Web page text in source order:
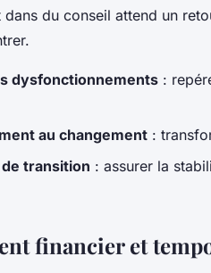
du conseil attend un
dysfonctionnements :
au changement :
transition : assurer la
financier et